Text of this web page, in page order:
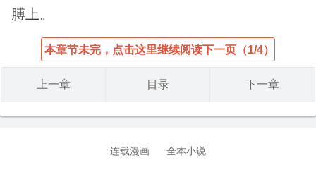
膊上。
本章节未完，点击这里继续阅读下一页（1/4）
上一章 目录 下一章
连载漫画 全本小说